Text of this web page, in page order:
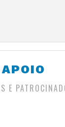
APOIO
E